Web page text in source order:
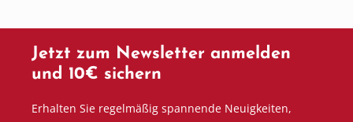
Jetzt zum Newsletter anmelden
und 10€ sichern
Erhalten Sie regelmäßig spannende Neuigkeiten,